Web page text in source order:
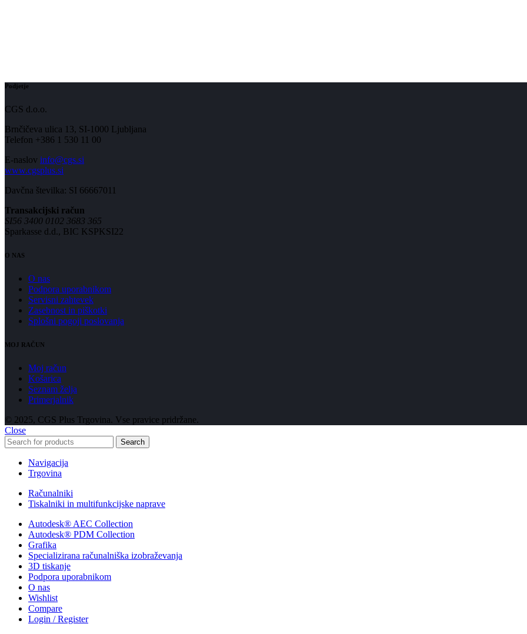
Podjetje
CGS d.o.o.
Brnčičeva ulica 13, SI-1000 Ljubljana
Telefon +386 1 530 11 00
E-naslov info@cgs.si
www.cgsplus.si
Davčna številka: SI 66667011
Transakcijski račun
SI56 3400 0102 3683 365
Sparkasse d.d., BIC KSPKSI22
O NAS
O nas
Podpora uporabnikom
Servisni zahtevek
Zasebnost in piškotki
Splošni pogoji poslovanja
MOJ RAČUN
Moj račun
Košarica
Seznam želja
Primerjalnik
© 2025, CGS Plus Trgovina. Vse pravice pridržane.
Close
Search
Navigacija
Trgovina
Računalniki
Tiskalniki in multifunkcijske naprave
Autodesk® AEC Collection
Autodesk® PDM Collection
Grafika
Specializirana računalniška izobraževanja
3D tiskanje
Podpora uporabnikom
O nas
Wishlist
Compare
Login / Register